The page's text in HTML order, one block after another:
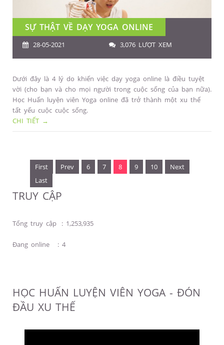
SỰ THẬT VỀ DẠY YOGA ONLINE
28-05-2021 3,076 LƯỢT XEM
Dưới đây là 4 lý do khiến việc dạy yoga online là điều tuyệt
vời (cho bạn và cho mọi người trong cuộc sống của bạn nữa).
Học Huấn luyện viên Yoga online đã trở thành một xu thế
tất yếu cuộc cuộc sống.
CHI TIẾT →
First Prev 6 7 8 9 10
Next
Last
TRUY CẬP
Tổng truy cập : 1,253,935
Đang online : 4
HỌC HUẤN LUYỆN VIÊN YOGA - ĐÓN
ĐẦU XU THẾ